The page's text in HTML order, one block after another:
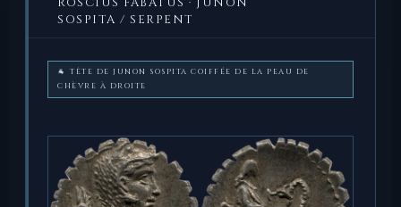
SOSPITA / SERPENT
🐐 TÊTE DE JUNON SOSPITA COIFFÉE DE LA PEAU DE
CHÈVRE À DROITE